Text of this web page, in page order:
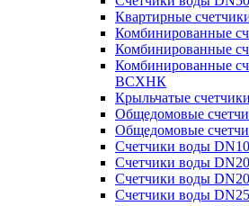
Квартирные
Комбинированные
Комбинированные
Комбинированные
ВСХНК
Крыльчатые
Общедомовые
Общедомовые
Счетчики воды
Счетчики воды DN20
Счетчики воды
Счетчики воды DN25